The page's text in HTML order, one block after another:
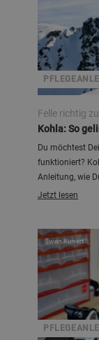
Felle richtig
Kohla: So
Du möchtest
funktioniert?
Anleitung, wie
Jetzt lesen
Swen Kunert